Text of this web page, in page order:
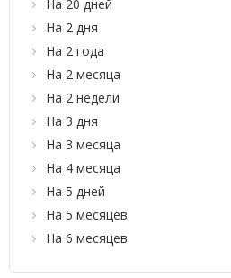
На 20 дней
На 2 дня
На 2 года
На 2 месяца
На 2 недели
На 3 дня
На 3 месяца
На 4 месяца
На 5 дней
На 5 месяцев
На 6 месяцев